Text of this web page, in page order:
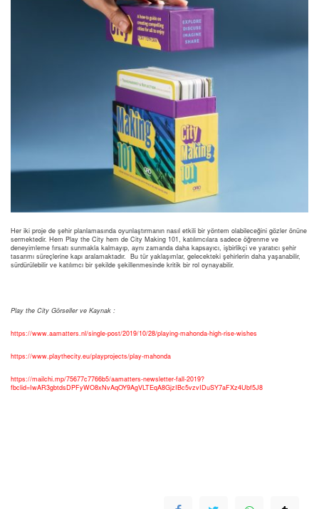
Her iki proje de şehir planlamasında oyunlaştırmanın nasıl etkili bir yöntem olabileceğini gözler önüne
sermektedir. Hem Play the City hem de City Making 101, katılımcılara sadece öğrenme ve
deneyimleme fırsatı sunmakla kalmayıp, aynı zamanda daha kapsayıcı, işbirlikçi ve yaratıcı şehir
tasarımı süreçlerine kapı aralamaktadır. Bu tür yaklaşımlar, gelecekteki şehirlerin daha yaşanabilir,
sürdürülebilir ve katılımcı bir şekilde şekillenmesinde kritik bir rol oynayabilir.
Play the City Görseller ve Kaynak :
https://www.aamatters.nl/single-post/2019/10/28/playing-mahonda-high-rise-wishes
https://www.playthecity.eu/playprojects/play-mahonda
https://mailchi.mp/75677c7766b5/aamatters-newsletter-fall-2019?
fbclid=IwAR3gbtdsDPFyWO8xNvAqOY9AgVLTEqA8GjzIBc5vzvIDuSY7aFXz4Ubf5J8